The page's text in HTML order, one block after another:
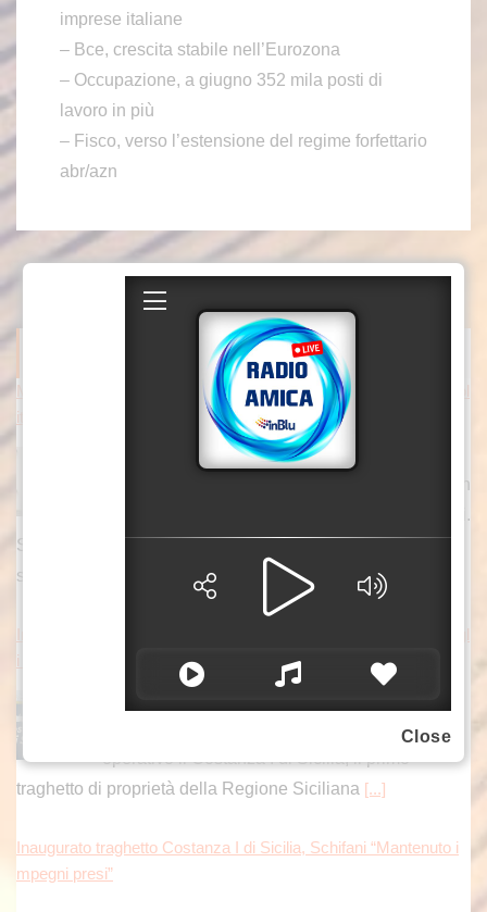
imprese italiane
– Bce, crescita stabile nell’Eurozona
– Occupazione, a giugno 352 mila posti di
lavoro in più
– Fisco, verso l’estensione del regime forfettario
abr/azn
ITALPRESS NEWS
Meloni risponde a Conte “Verità sul Covid non è un processo pol
itico, ma un dovere verso la nazione”
ROMA (ITALPRESS) – “Giuseppe Conte
sostiene che la Commissione Covid sarebbe un
“plotone di esecuzione” orchestrato contro di lui.
Solo che, a differenza sua, non mi interessa gettare fango
su
Inaugurato il traghetto Costanza I di Sicilia, Schifani “Rispettati gl
i impegni” / Video
presidente Renato Schifani, è ufficialmente
operativo il Costanza I di Sicilia, il primo
traghetto di proprietà della Regione Siciliana [...]
Inaugurato traghetto Costanza I di Sicilia, Schifani “Mantenuto i
mpegni presi”
Close